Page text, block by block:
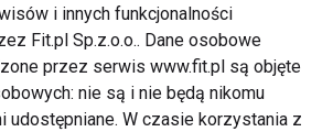
URODA
i innych funkcjonalności
Fit.pl Sp.z.o.o.. Dane osobowe
przez serwis www.fit.pl są objęte
nie są i nie będą nikomu
udostępniane. W czasie korzystania z